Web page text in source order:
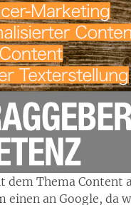
dem Thema Content
einen an Google, da